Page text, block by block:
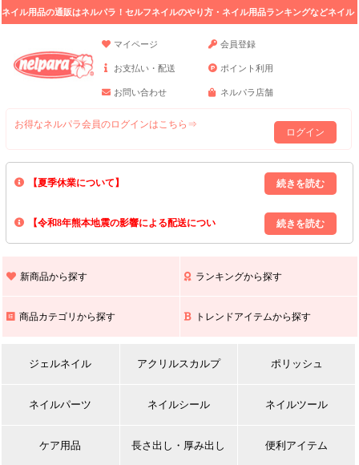
ネイル用品の通販はネルパラ！セルフネイルのやり方・ネイル用品ランキングなどネイル
マイページ
会員登録
お支払い・配送 ポイント利用
お問い合わせ ネルパラ店舗
お得なネルパラ会員のログインはこちら⇒
ログイン
【夏季休業について】
8/13(木)～8/16(日)の間｢出荷業務・お問い合わせ業務｣はお休みいたしま
上記期間中のご注文・お問い合わせは8/17(月)以降の対応となりますので
【令和8年熊本地震の影響による配送につい
また､ 九州全域でお荷物のお届けに遅延が生じております｡
新商品から探す ランキングから探す
商品カテゴリから探す トレンドアイテムから探す
ジェルネイル アクリルスカルプ ポリッシュ
ネイルパーツ ネイルシール ネイルツール
ケア用品 長さ出し・厚み出し 便利アイテム